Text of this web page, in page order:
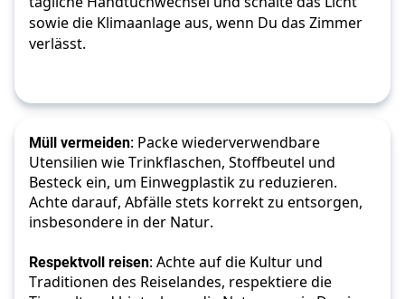
sowie die Klimaanlage aus, wenn Du das Zimmer
verlässt.
Müll vermeiden: Packe wiederverwendbare
Utensilien wie Trinkflaschen, Stoffbeutel und
Besteck ein, um Einwegplastik zu reduzieren.
Achte darauf, Abfälle stets korrekt zu entsorgen,
insbesondere in der Natur.
Respektvoll reisen: Achte auf die Kultur und
Traditionen des Reiselandes, respektiere die